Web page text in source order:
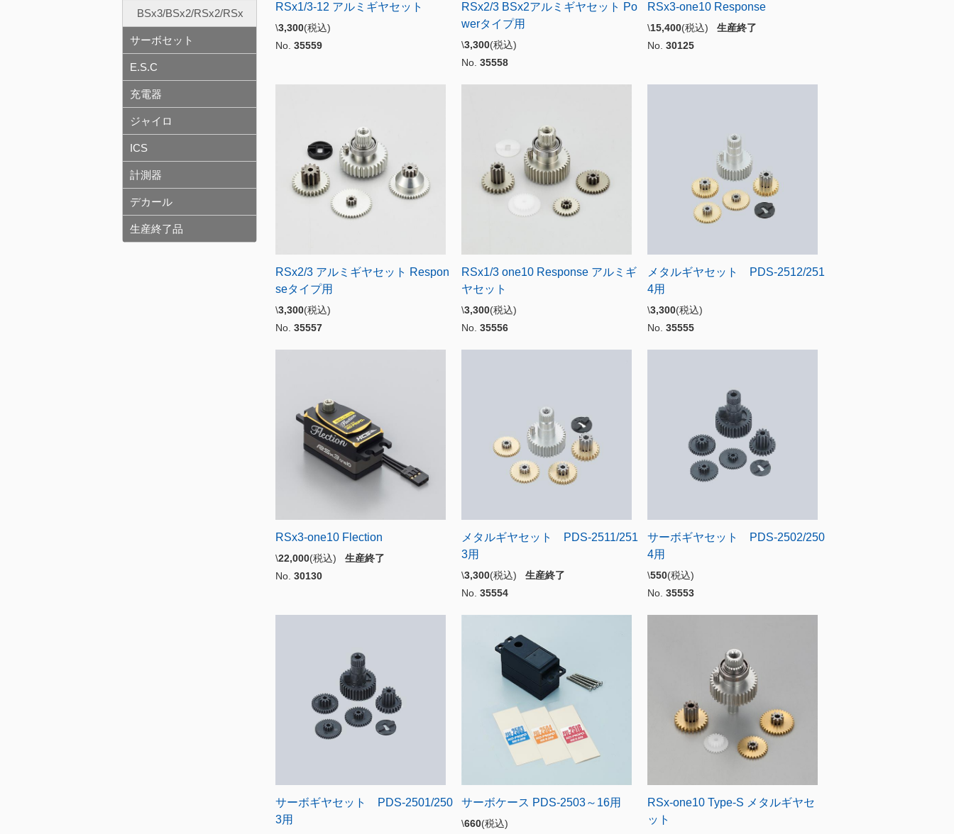
RSx1/3-12 アルミギヤセット
\3,300(税込)
No. 35559
RSx2/3 BSx2アルミギヤセット Po
werタイプ用
\3,300(税込)
No. 35558
RSx3-one10 Response
\15,400(税込) 生産終了
No. 30125
RSx2/3 アルミギヤセット Respon
seタイプ用
\3,300(税込)
No. 35557
RSx1/3 one10 Response アルミギ
ヤセット
\3,300(税込)
No. 35556
メタルギヤセット PDS-2512/251
4用
\3,300(税込)
No. 35555
RSx3-one10 Flection
\22,000(税込) 生産終了
No. 30130
メタルギヤセット PDS-2511/251
3用
\3,300(税込) 生産終了
No. 35554
サーボギヤセット PDS-2502/250
4用
\550(税込)
No. 35553
サーボギヤセット PDS-2501/250
3用
サーボケース PDS-2503～16用
\660(税込)
RSx-one10 Type-S メタルギヤセ
ット
BSx3/BSx2/RSx2/RSx
サーボセット
E.S.C
充電器
ジャイロ
ICS
計測器
デカール
生産終了品